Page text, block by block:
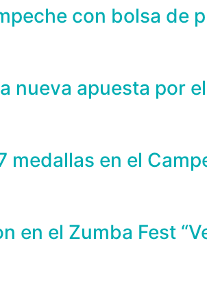
con bolsa de
nueva apuesta por
medallas en el
en el Zumba Fest